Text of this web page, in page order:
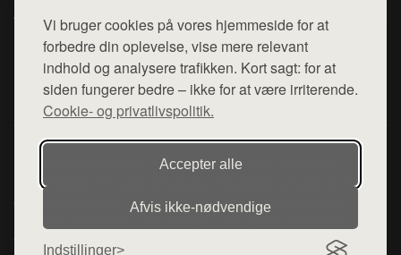
Vi bruger cookies på vores hjemmeside for at
forbedre din oplevelse, vise mere relevant
indhold og analysere trafikken. Kort sagt: for at
siden fungerer bedre – ikke for at være irriterende.
Cookie- og privatlivspolitik.
Accepter alle
Afvis ikke‑nødvendige
Indstillinger
Top Rabatter
Blog
Kontakt
Mail: hej@want.dk
Cookie- og privatlivspolitik
Denne side er en del af want.dk, der udgiver en række
hjemmesider med præsentation af forskellige produkter fra
diverse webshops. Der sælges ikke varer fra denne side - vi
henviser til de shops, som sælger varen. Vi har heller ikke
varerne på lager.